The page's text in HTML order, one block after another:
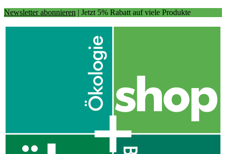
Newsletter abonnieren | Jetzt 5% Rabatt auf viele Produkte